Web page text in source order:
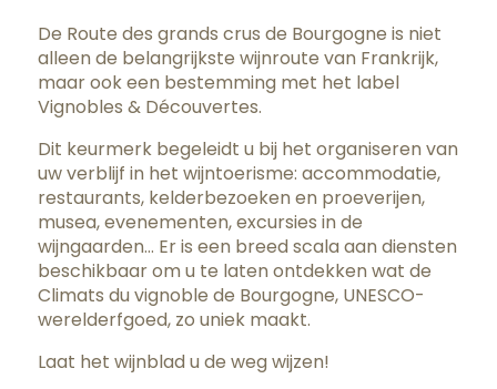
De Route des grands crus de Bourgogne is niet
alleen de belangrijkste wijnroute van Frankrijk,
maar ook een bestemming met het label
Vignobles & Découvertes.
Dit keurmerk begeleidt u bij het organiseren van
uw verblijf in het wijntoerisme: accommodatie,
restaurants, kelderbezoeken en proeverijen,
musea, evenementen, excursies in de
wijngaarden… Er is een breed scala aan diensten
beschikbaar om u te laten ontdekken wat de
Climats du vignoble de Bourgogne, UNESCO-
werelderfgoed, zo uniek maakt.
Laat het wijnblad u de weg wijzen!